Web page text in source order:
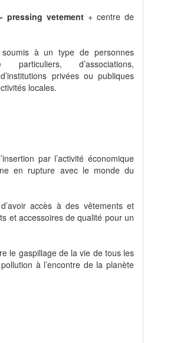
pressing vetement + centre de
à un type de personnes
d’associations,
privées ou publiques
locales.
par l’activité économique
en rupture avec le monde du
accès à des vêtements et
et accessoires de qualité pour un
le gaspillage de la vie de tous les
à l’encontre de la planète